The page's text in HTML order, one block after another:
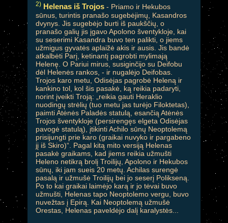
2) Helenas iš Trojos - Priamo ir Hekubos
sūnus, turintis pranašo sugebėjimų, Kasandros
dvynys. Jis sugebėjo burti iš paukščių, o
pranašo galių jis įgavo Apolono šventykloje, kai
su seserimi Kasandra buvo ten palikti, o jiems
užmigus gyvatės aplaižė akis ir ausis. Jis bandė
atkalbėti Parį, ketinantį pagrobti mylimają
Helenę. O Pariui mirus, susiginčijo su Deifobu
dėl Helenės rankos, - ir nugalėjo Deifobas.
Trojos karo metu, Odisėjas pagrobė Heleną ir
kankino tol, kol šis pasakė, ką reikia padaryti,
norint įveikti Troją: „reikia gauti Heraklio
nuodingų strėlių (tuo metu jas turėjo Filoktetas),
paimti Atėnės Paladės statulą, esančią Atėnės
Trojos šventykloje (persirengęs elgeta Odisėjas
pavogė statulą), įtikinti Achilo sūnų Neoptolemą
prisijungti prie karo (graikai nuvyko ir pargabeno
jį iš Skiro)“. Pagal kitą mito versiją Helenas
pasakė graikams, kad jiems reikia užmušti
Heleno netikrą brolį Troilijų, Apolono ir Hekubos
sūnų, iki jam sueis 20 metų. Achilas surengė
pasalą ir užmušė Troilijų bei jo seserį Polikseną.
Po to kai graikai laimėjo karą ir jo tėvai buvo
užmušti, Helenas tapo Neoptolemo vergu, buvo
nuvežtas į Epirą. Kai Neoptolemą užmušė
Orestas, Helenas paveldėjo dalį karalystės...